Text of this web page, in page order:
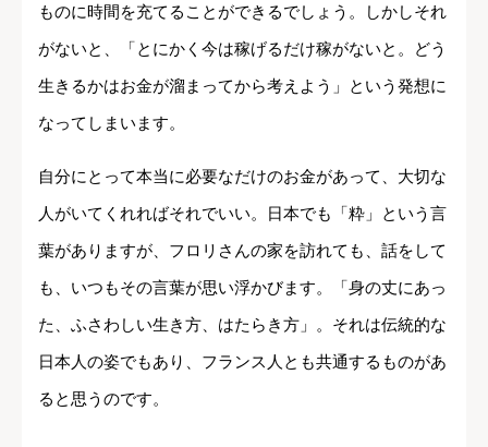
ものに時間を充てることができるでしょう。しかしそれ
がないと、「とにかく今は稼げるだけ稼がないと。どう
生きるかはお金が溜まってから考えよう」という発想に
なってしまいます。
自分にとって本当に必要なだけのお金があって、大切な
人がいてくれればそれでいい。日本でも「粋」という言
葉がありますが、フロリさんの家を訪れても、話をして
も、いつもその言葉が思い浮かびます。「身の丈にあっ
た、ふさわしい生き方、はたらき方」。それは伝統的な
日本人の姿でもあり、フランス人とも共通するものがあ
ると思うのです。